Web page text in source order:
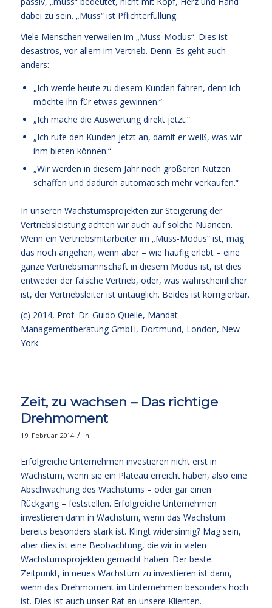
dabei zu sein. „Muss“ ist Pflichterfüllung.
Viele Menschen verweilen im „Muss-Modus“. Dies ist
desaströs, vor allem im Vertrieb. Denn: Es geht auch
anders:
„Ich werde heute zu diesem Kunden fahren, denn ich
möchte ihn für etwas gewinnen.“
„Ich mache die Auswertung direkt jetzt.“
„Ich rufe den Kunden jetzt an, damit er weiß, was wir
ihm bieten können.“
„Wir werden in diesem Jahr noch größeren Nutzen
schaffen und dadurch automatisch mehr verkaufen.“
In unseren Wachstumsprojekten zur Steigerung der
Vertriebsleistung achten wir auch auf solche Nuancen.
Wenn ein Vertriebsmitarbeiter im „Muss-Modus“ ist, mag
das noch angehen, wenn aber – wie häufig erlebt – eine
ganze Vertriebsmannschaft in diesem Modus ist, ist dies
entweder der falsche Vertrieb, oder, was wahrscheinlicher
ist, der Vertriebsleiter ist untauglich. Beides ist korrigierbar.
(c) 2014, Prof. Dr. Guido Quelle, Mandat
Managementberatung GmbH, Dortmund, London, New
York.
Zeit, zu wachsen – Das richtige
Drehmoment
19. Februar 2014 / in
Erfolgreiche Unternehmen investieren nicht erst in
Wachstum, wenn sie ein Plateau erreicht haben, also eine
Abschwächung des Wachstums – oder gar einen
Rückgang – feststellen. Erfolgreiche Unternehmen
investieren dann in Wachstum, wenn das Wachstum
bereits besonders stark ist. Klingt widersinnig? Mag sein,
aber dies ist eine Beobachtung, die wir in vielen
Wachstumsprojekten gemacht haben: Der beste
Zeitpunkt, in neues Wachstum zu investieren ist dann,
wenn das Drehmoment im Unternehmen besonders hoch
ist. Dies ist auch unser Rat an unsere Klienten.